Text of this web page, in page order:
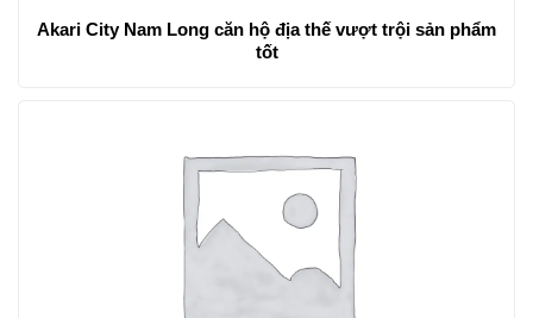
Akari City Nam Long căn hộ địa thế vượt trội sản phẩm
tốt